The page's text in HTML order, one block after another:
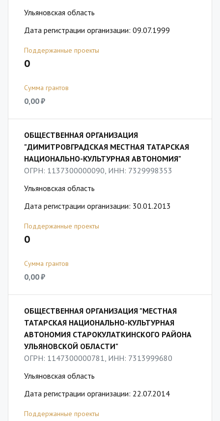
Ульяновская область
Дата регистрации организации: 09.07.1999
Поддержанные проекты
0
Сумма грантов
0,00 ₽
ОБЩЕСТВЕННАЯ ОРГАНИЗАЦИЯ
"ДИМИТРОВГРАДСКАЯ МЕСТНАЯ ТАТАРСКАЯ
НАЦИОНАЛЬНО-КУЛЬТУРНАЯ АВТОНОМИЯ"
ОГРН: 1137300000090, ИНН: 7329998353
Ульяновская область
Дата регистрации организации: 30.01.2013
Поддержанные проекты
0
Сумма грантов
0,00 ₽
ОБЩЕСТВЕННАЯ ОРГАНИЗАЦИЯ "МЕСТНАЯ
ТАТАРСКАЯ НАЦИОНАЛЬНО-КУЛЬТУРНАЯ
АВТОНОМИЯ СТАРОКУЛАТКИНСКОГО РАЙОНА
УЛЬЯНОВСКОЙ ОБЛАСТИ"
ОГРН: 1147300000781, ИНН: 7313999680
Ульяновская область
Дата регистрации организации: 22.07.2014
Поддержанные проекты